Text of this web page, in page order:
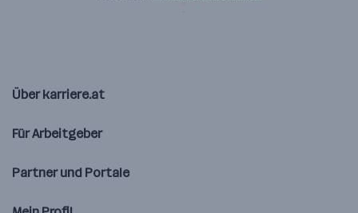
Über karriere.at
Für Arbeitgeber
Partner und Portale